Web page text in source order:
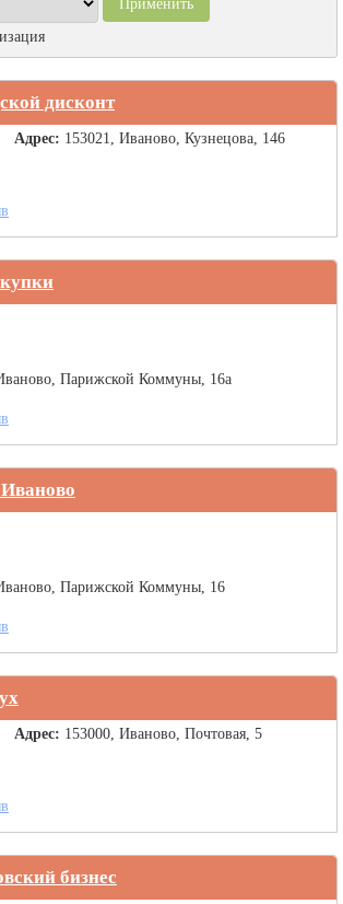
дисконт
Адрес: 153021, Иваново, Кузнецова, 146
Парижской Коммуны, 16а
Парижской Коммуны, 16
Адрес: 153000, Иваново, Почтовая, 5
бизнес